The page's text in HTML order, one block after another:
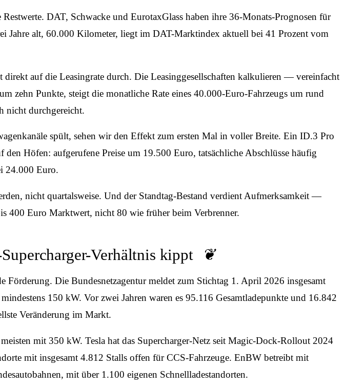
DAT, Schwacke und EurotaxGlass haben ihre 36-Monats-Prognosen für
alt, 60.000 Kilometer, liegt im DAT-Marktindex aktuell bei 41 Prozent vom
auf die Leasingrate durch. Die Leasinggesellschaften kalkulieren — vereinfacht
zehn Punkte, steigt die monatliche Rate eines 40.000-Euro-Fahrzeugs um rund
nicht durchgereicht.
spült, sehen wir den Effekt zum ersten Mal in voller Breite. Ein ID.3 Pro
Höfen: aufgerufene Preise um 19.500 Euro, tatsächliche Abschlüsse häufig
24.000 Euro.
nicht quartalsweise. Und der Standtag-Bestand verdient Aufmerksamkeit —
400 Euro Marktwert, nicht 80 wie früher beim Verbrenner.
Verhältnis kippt
Die Bundesnetzagentur meldet zum Stichtag 1. April 2026 insgesamt
150 kW. Vor zwei Jahren waren es 95.116 Gesamtladepunkte und 16.842
Veränderung im Markt.
mit 350 kW. Tesla hat das Supercharger-Netz seit Magic-Dock-Rollout 2024
mit insgesamt 4.812 Stalls offen für CCS-Fahrzeuge. EnBW betreibt mit
mit über 1.100 eigenen Schnellladestandorten.